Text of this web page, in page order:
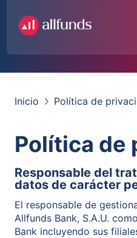
Inicio Política de
Política de
Responsable del
datos de carácter
El responsable de
Allfunds Bank, S.A.U.
Bank incluyendo sus